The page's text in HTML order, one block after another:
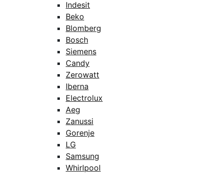
Indesit
Beko
Blomberg
Bosch
Siemens
Candy
Zerowatt
Iberna
Electrolux
Aeg
Zanussi
Gorenje
LG
Samsung
Whirlpool